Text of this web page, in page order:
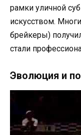
рамки уличной
искусством.
брейкеры)
стали
Эволюция и